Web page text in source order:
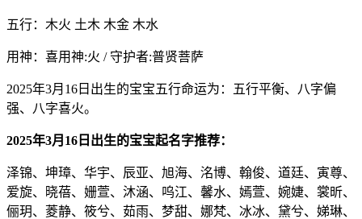
五行：木火 土木 木金 木水
用神：喜用神:火 / 守护者:普贤菩萨
2025年3月16日出生的宝宝五行命运为：五行平衡、八字偏
强、八字喜火。
2025年3月16日出生的宝宝起名字推荐：
泽锦、坤璋、华宇、辰亚、旭海、洺博、翰俊、道廷、寅尊、
爱旋、晓蓓、姗萱、沐涵、呜江、馨水、嫣萱、婉婕、裳昕、
俪玥、菱静、筱兮、茹雨、梦甜、娜梵、冰冰、黛兮、娣琳、